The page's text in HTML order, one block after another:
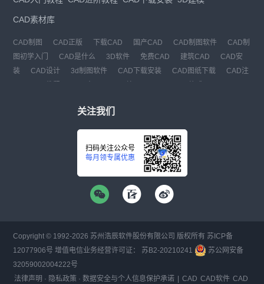
CAD素材库
CAD制图 CAD正版 下载CAD 国产CAD CAD制图软件
CAD制
图初学入门
CAD是什么 3D软件 免费CAD 建筑CAD
CAD安
装
CAD设计 3d制图软件 CAD下载安装 CAD图纸下载
CAD注
关注我们
扫码关注公众号
每月领专属优惠
Copyright © 1992-2026 苏州浩辰软件股份有限公司 版权所有 苏ICP备
12077906号 增值电信业务经营许可证： 苏B2-20210241
苏公网安备
32059002004222号
法律声明 · 隐私政策 ·数据安全与个人信息保护承诺 | CAD CAD软件 CAD